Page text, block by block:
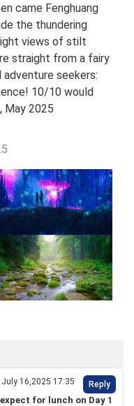
came Fenghuang
the thundering
views of stilt
straight from a fairy
seekers:
10/10 would
May 2025
16,2025 17:35 Reply
for lunch on Day 1